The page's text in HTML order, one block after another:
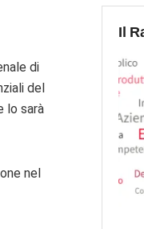
di
del
lo sarà
nel
Il